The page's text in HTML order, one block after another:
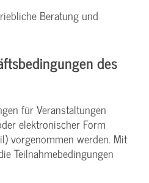
Beratung und
des
für Veranstaltungen
elektronischer Form
vorgenommen werden. Mit
Teilnahme­bedingungen